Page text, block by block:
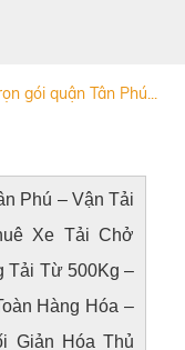
gói quận Tân Phú...
Phú – Vận Tải
Xe Tải Chở
Tải Từ 500Kg –
Hàng Hóa –
Giản Hóa Thủ